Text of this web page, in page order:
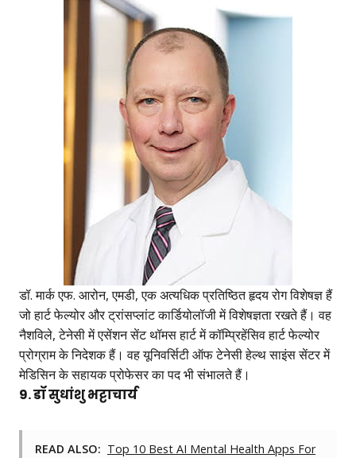
डॉ. मार्क एफ. आरोन, एमडी, एक अत्यधिक प्रतिष्ठित हृदय रोग विशेषज्ञ हैं
जो हार्ट फेल्योर और ट्रांसप्लांट कार्डियोलॉजी में विशेषज्ञता रखते हैं। वह
नैशविले, टेनेसी में एसेंशन सेंट थॉमस हार्ट में कॉम्प्रिहेंसिव हार्ट फेल्योर
प्रोग्राम के निदेशक हैं। वह यूनिवर्सिटी ऑफ टेनेसी हेल्थ साइंस सेंटर में
मेडिसिन के सहायक प्रोफेसर का पद भी संभालते हैं।
9. डॉ सुधांशु भट्टाचार्य
READ ALSO: Top 10 Best AI Mental Health Apps For